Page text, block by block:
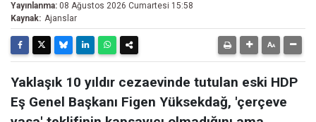
Yayınlanma: 08 Ağustos 2026 Cumartesi 15:58
Kaynak: Ajanslar
Yaklaşık 10 yıldır cezaevinde tutulan eski HDP
Eş Genel Başkanı Figen Yüksekdağ, 'çerçeve